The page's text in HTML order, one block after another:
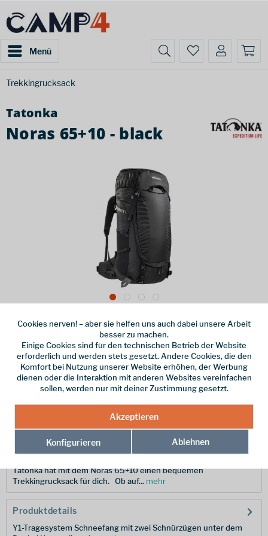
Menü
Trekkingrucksack
Tatonka
Noras 65+10 - black
Dieser Artikel steht derzeit nicht zur Verfügung!
220,00 € *
inkl. MwSt./ Versandkostenfrei!
Merken
1325.040
Beschreibung
Tatonka hat mit dem Noras 65+10 einen bequemen
Trekkingrucksack für dich. Ob auf... mehr
Produktdetails
Y1-Tragesystem Schneefang mit zwei Schnürzügen unter dem
Cookies nerven! – aber sie helfen uns auch dabei unsere Arbeit
besser zu machen.
Einige Cookies sind für den technischen Betrieb der Website
erforderlich und werden stets gesetzt. Andere Cookies, die den
Komfort bei Nutzung unserer Website erhöhen, der Werbung
dienen oder die Interaktion mit anderen Websites vereinfachen
sollen, werden nur mit deiner Zustimmung gesetzt.
Akzeptieren
Konfigurieren Ablehnen